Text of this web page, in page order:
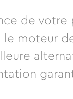
de
le moteur